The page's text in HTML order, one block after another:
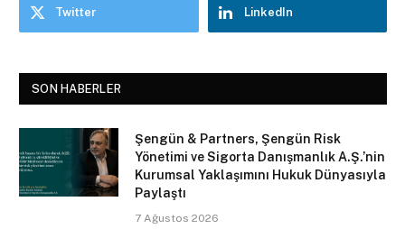
Twitter LinkedIn
SON HABERLER
Şengün & Partners, Şengün Risk
Yönetimi ve Sigorta Danışmanlık A.Ş.’nin
Kurumsal Yaklaşımını Hukuk Dünyasıyla
Paylaştı
7 Ağustos 2026